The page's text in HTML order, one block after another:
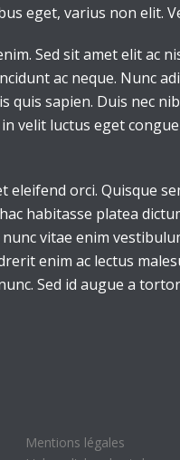
eget, varius non elit.
Sed sit amet elit ac
ac neque. Nunc
quis sapien. Duis nec
velit luctus eget
orci. Quisque
habitasse platea
vitae enim
enim ac lectus
Sed id augue a
Mentions légales